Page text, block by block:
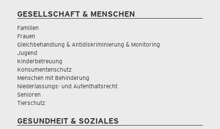
GESELLSCHAFT & MENSCHEN
Familien
Frauen
Gleichbehandlung & Antidiskriminierung & Monitoring
Jugend
Kinderbetreuung
Konsumentenschutz
Menschen mit Behinderung
Niederlassungs- und Aufenthaltsrecht
Senioren
Tierschutz
GESUNDHEIT & SOZIALES